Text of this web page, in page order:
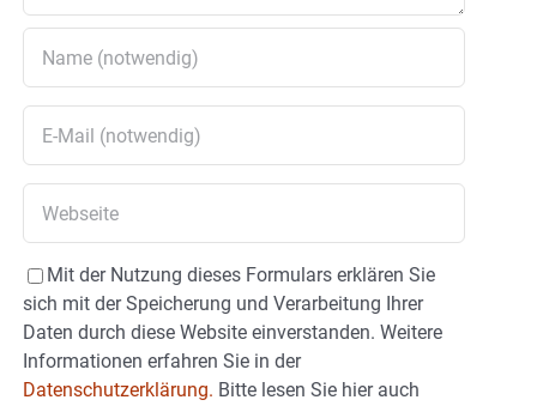
Mit der Nutzung dieses Formulars erklären Sie
sich mit der Speicherung und Verarbeitung Ihrer
Daten durch diese Website einverstanden. Weitere
Informationen erfahren Sie in der
Datenschutzerklärung. Bitte lesen Sie hier auch